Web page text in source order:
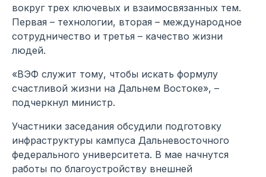
вокруг трех ключевых и взаимосвязанных тем.
Первая – технологии, вторая – международное
сотрудничество и третья – качество жизни
людей.
«ВЭФ служит тому, чтобы искать формулу
счастливой жизни на Дальнем Востоке», –
подчеркнул министр.
Участники заседания обсудили подготовку
инфраструктуры кампуса Дальневосточного
федерального университета. В мае начнутся
работы по благоустройству внешней